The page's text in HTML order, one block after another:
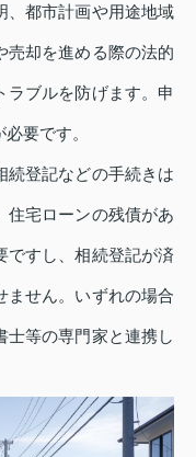
、都市計画や用途地域
売却を進める際の法的
ラブルを防げます。申
要です。
続登記などの手続きは
住宅ローンの残債があ
ですし、相続登記が済
ません。いずれの場合
士等の専門家と連携し